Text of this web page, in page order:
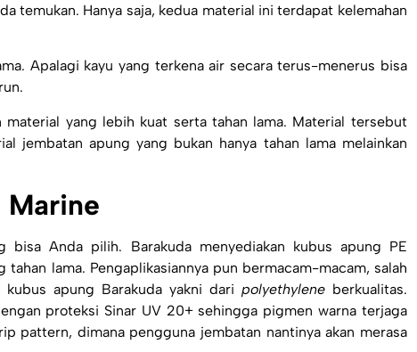
temukan. Hanya saja, kedua material ini terdapat kelemahan
Apalagi kayu yang terkena air secara terus-menerus bisa
material yang lebih kuat serta tahan lama. Material tersebut
jembatan apung yang bukan hanya tahan lama melainkan
Marine
bisa Anda pilih. Barakuda menyediakan kubus apung PE
tahan lama. Pengaplikasiannya pun bermacam-macam, salah
kubus apung Barakuda yakni dari polyethyleneberkualitas.
proteksi Sinar UV 20+ sehingga pigmen warna terjaga
pattern, dimana pengguna jembatan nantinya akan merasa